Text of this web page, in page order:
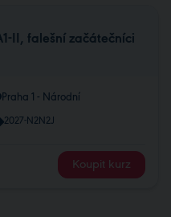
II, falešní začátečníci
Praha 1 - Národní
2027-N2N2J
Koupit kurz